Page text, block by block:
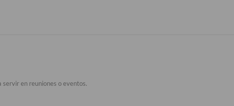
en reuniones o eventos.